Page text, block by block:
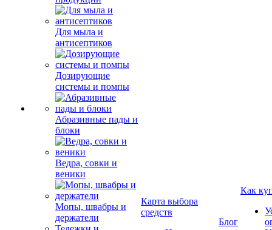
Для мыла и
антисептиков
Дозирующие
системы и помпы
Абразивные пады и
блоки
Ведра, совки и
веники
Мопы, швабры и
держатели
Карта выбора
средств
Блог
Как